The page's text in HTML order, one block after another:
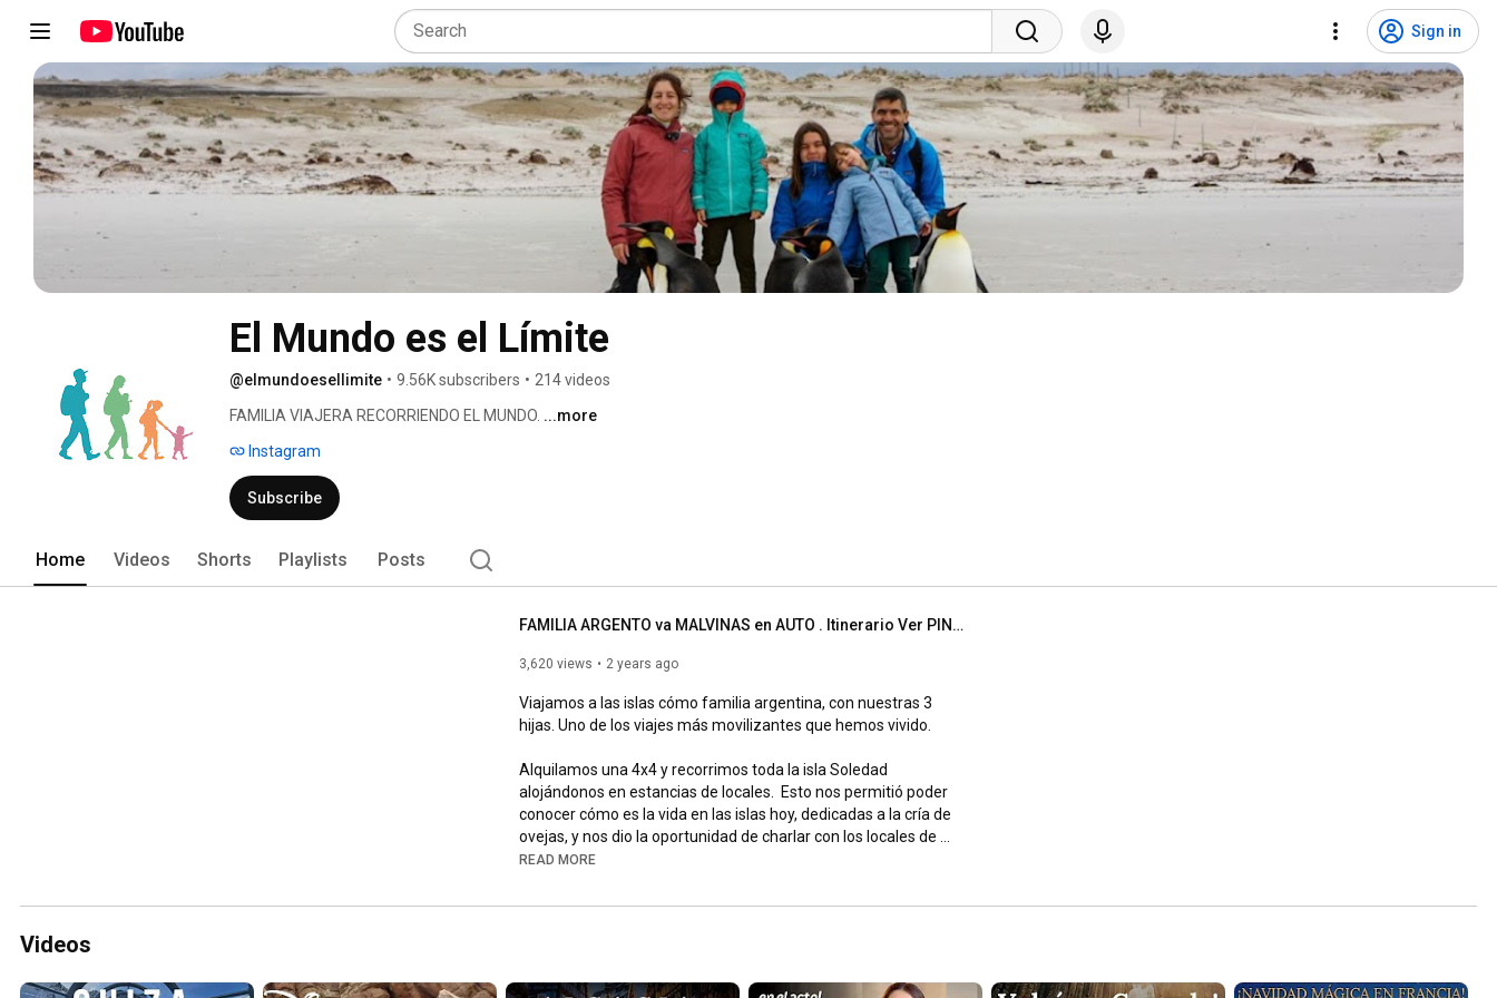
Sign in
El Mundo es el Límite
@elmundoesellimite • 9.56K subscribers • 214 videos
FAMILIA VIAJERA RECORRIENDO EL MUNDO. ...more
Instagram
Subscribe
Home Videos Shorts Playlists Posts
FAMILIA ARGENTO va MALVINAS en AUTO . Itinerario Ver PINGÜINOS REY, playas y dormir en Estancias
3,620 views 2 years ago
Viajamos a las islas cómo familia argentina, con nuestras 3
hijas. Uno de los viajes más movilizantes que hemos vivido.
Alquilamos una 4x4 y recorrimos toda la isla Soledad
alojándonos en estancias de locales.  Esto nos permitió poder
conocer cómo es la vida en las islas hoy, dedicadas a la cría de
ovejas, y nos dio la oportunidad de charlar con los locales de
manera intima sobre cuestiones difíciles cómo fue la guerra.
Recorrimos los campos de batalla, Goose Green, y el
READ MORE
Videos